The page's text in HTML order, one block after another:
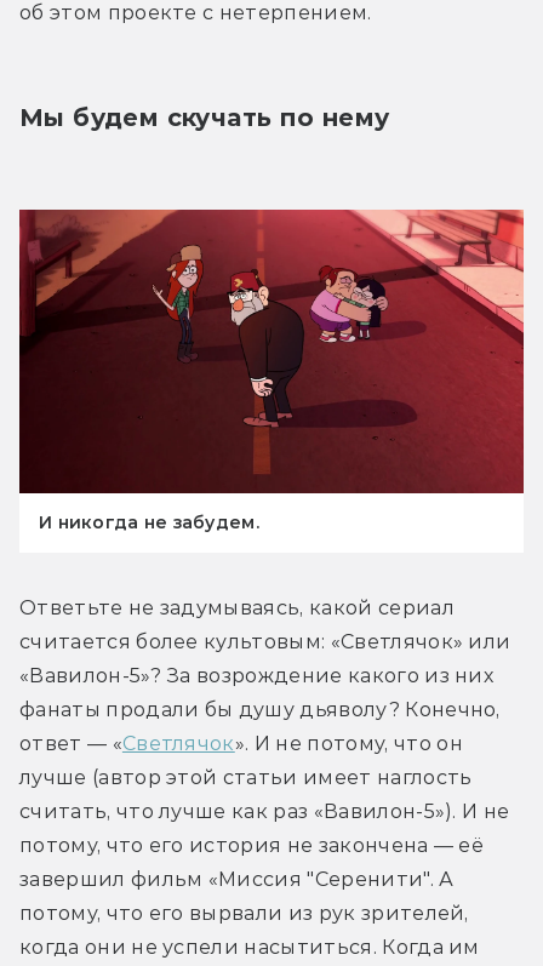
об этом проекте с нетерпением.
Мы будем скучать по нему
И никогда не забудем.
Ответьте не задумываясь, какой сериал
считается более культовым: «Светлячок» или
«Вавилон-5»? За возрождение какого из них
фанаты продали бы душу дьяволу? Конечно,
ответ — «Светлячок». И не потому, что он
лучше (автор этой статьи имеет наглость
считать, что лучше как раз «Вавилон-5»). И не
потому, что его история не закончена — её
завершил фильм «Миссия "Серенити". А
потому, что его вырвали из рук зрителей,
когда они не успели насытиться. Когда им